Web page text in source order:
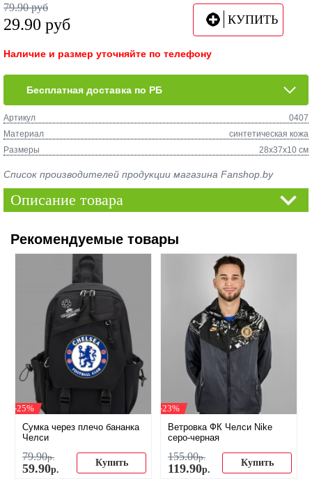
79.90 руб
29.90 руб КУПИТЬ
Наличие и размер уточняйте по телефону
Бесплатная доставка по РБ
Артикул
0407
Материал
синтетическая кожа
Размеры
28х37х10 см
Список производителей продукции магазина Fanshop.by
Описание товара
Рекомендуемые товары
-25%
Сумка через плечо бананка
Челси
79.90р.
59.90р.
Купить
-23%
Ветровка ФК Челси Nike
серо-черная
155.00р.
119.90р.
Купить